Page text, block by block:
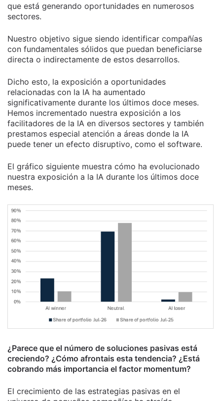
que está generando oportunidades en numerosos
sectores.
Nuestro objetivo sigue siendo identificar compañías
con fundamentales sólidos que puedan beneficiarse
directa o indirectamente de estos desarrollos.
Dicho esto, la exposición a oportunidades
relacionadas con la IA ha aumentado
significativamente durante los últimos doce meses.
Hemos incrementado nuestra exposición a los
facilitadores de la IA en diversos sectores y también
prestamos especial atención a áreas donde la IA
puede tener un efecto disruptivo, como el software.
El gráfico siguiente muestra cómo ha evolucionado
nuestra exposición a la IA durante los últimos doce
meses.
¿Parece que el número de soluciones pasivas está
creciendo? ¿Cómo afrontais esta tendencia? ¿Está
cobrando más importancia el factor momentum?
El crecimiento de las estrategias pasivas en el